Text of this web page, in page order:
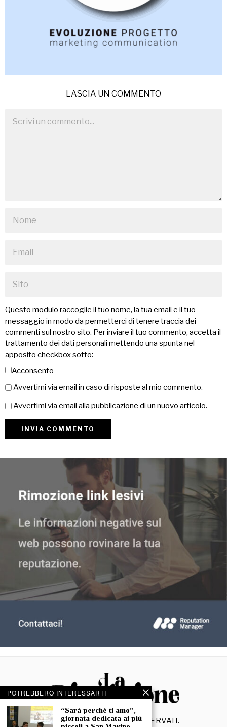
LASCIA UN COMMENTO
Questo modulo raccoglie il tuo nome, la tua email e il tuo
messaggio in modo da permetterci di tenere traccia dei
commenti sul nostro sito. Per inviare il tuo commento, accetta il
trattamento dei dati personali mettendo una spunta nel
apposito checkbox sotto:
Acconsento
Avvertimi via email in caso di risposte al mio commento.
Avvertimi via email alla pubblicazione di un nuovo articolo.
© 2026- TUTTI I DIRITTI RISERVATI.
POTREBBERO INTERESSARTI
“Sarà perché ti amo”,
giornata dedicata ai più